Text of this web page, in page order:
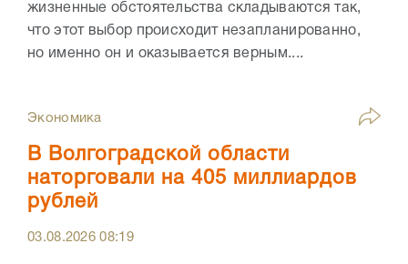
жизненные обстоятельства складываются так,
что этот выбор происходит незапланированно,
но именно он и оказывается верным....
Экономика
В Волгоградской области
наторговали на 405 миллиардов
рублей
03.08.202608:19